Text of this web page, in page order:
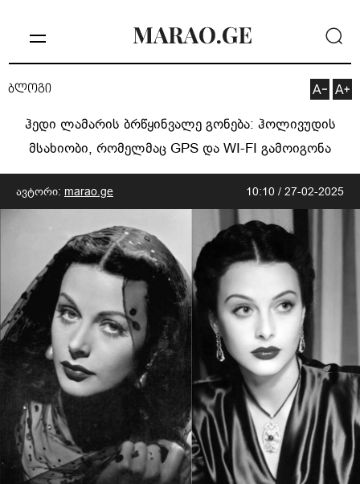
ბლოგი
ჰედი ლამარის ბრწყინვალე გონება: ჰოლივუდის
მსახიობი, რომელმაც GPS და WI-FI გამოიგონა
ავტორი: marao.ge 10:10 / 27-02-2025